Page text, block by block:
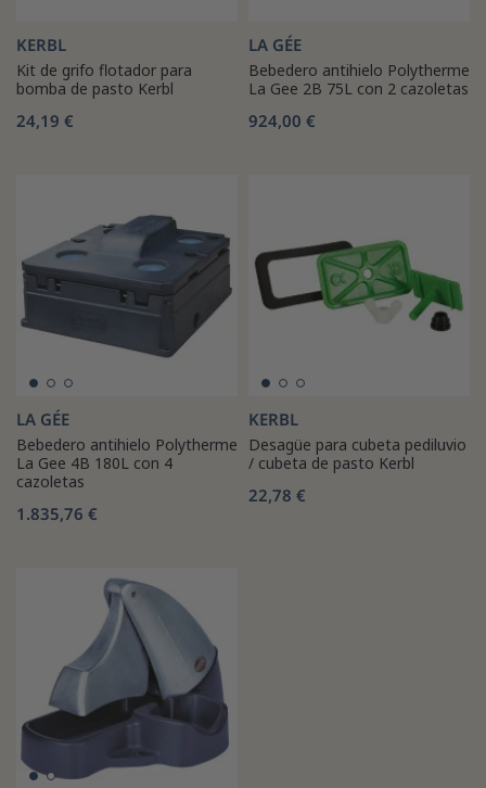
KERBL
Kit de grifo flotador para
bomba de pasto Kerbl
24,19 €
LA GÉE
Bebedero antihielo Polytherme
La Gee 2B 75L con 2 cazoletas
924,00 €
LA GÉE
Bebedero antihielo Polytherme
La Gee 4B 180L con 4
cazoletas
1.835,76 €
KERBL
Desagüe para cubeta pediluvio
/ cubeta de pasto Kerbl
22,78 €